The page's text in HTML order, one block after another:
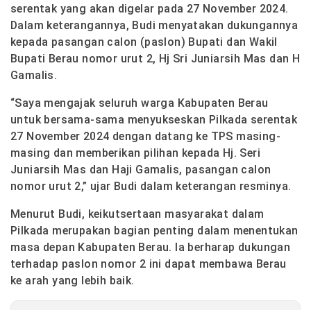
serentak yang akan digelar pada 27 November 2024.
Dalam keterangannya, Budi menyatakan dukungannya
kepada pasangan calon (paslon) Bupati dan Wakil
Bupati Berau nomor urut 2, Hj Sri Juniarsih Mas dan H
Gamalis.
“Saya mengajak seluruh warga Kabupaten Berau
untuk bersama-sama menyukseskan Pilkada serentak
27 November 2024 dengan datang ke TPS masing-
masing dan memberikan pilihan kepada Hj. Seri
Juniarsih Mas dan Haji Gamalis, pasangan calon
nomor urut 2,” ujar Budi dalam keterangan resminya.
Menurut Budi, keikutsertaan masyarakat dalam
Pilkada merupakan bagian penting dalam menentukan
masa depan Kabupaten Berau. Ia berharap dukungan
terhadap paslon nomor 2 ini dapat membawa Berau
ke arah yang lebih baik.